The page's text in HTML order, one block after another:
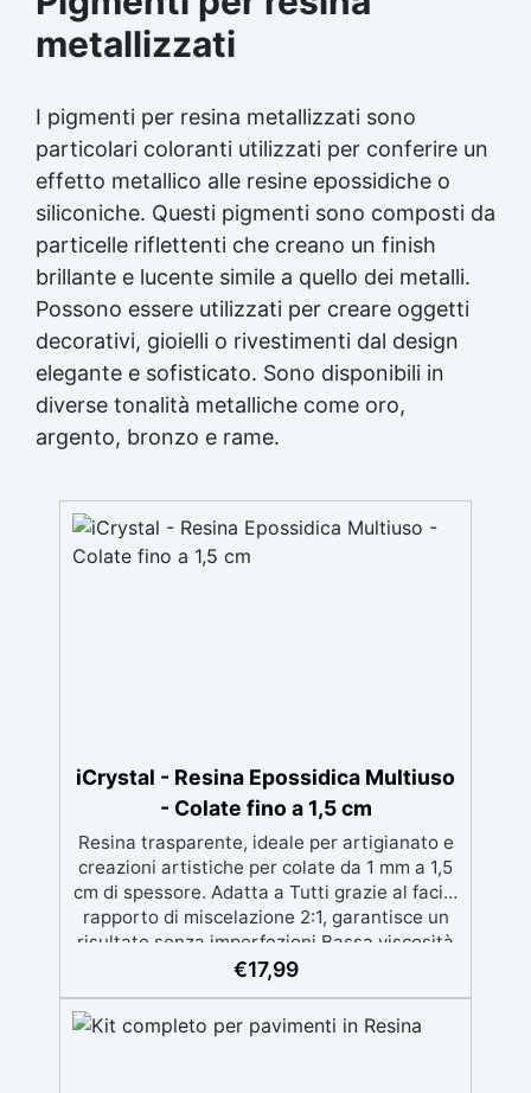
metallizzati
I pigmenti per resina metallizzati sono
particolari coloranti utilizzati per conferire un
effetto metallico alle resine epossidiche o
siliconiche. Questi pigmenti sono composti da
particelle riflettenti che creano un finish
brillante e lucente simile a quello dei metalli.
Possono essere utilizzati per creare oggetti
decorativi, gioielli o rivestimenti dal design
elegante e sofisticato. Sono disponibili in
diverse tonalità metalliche come oro,
argento, bronzo e rame.
iCrystal - Resina Epossidica Multiuso
- Colate fino a 1,5 cm
Resina trasparente, ideale per artigianato e
creazioni artistiche per colate da 1 mm a 1,5
cm di spessore. Adatta a Tutti grazie al facile
rapporto di miscelazione 2:1, garantisce un
risultato senza imperfezioni Bassa viscosità
per colate senza bolle, compatibile con
materiali. Certificata post-catalisi atossica e
sicura per il contatto con la pelle, Bpa Free e
€17,99